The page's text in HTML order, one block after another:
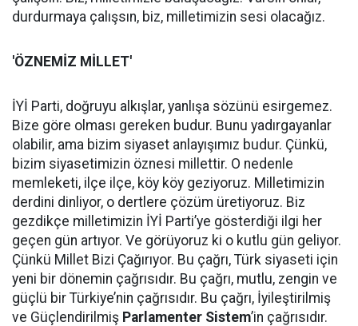
durdurmaya çalışsın, biz, milletimizin sesi olacağız.
'ÖZNEMİZ MİLLET'
İYİ Parti, doğruyu alkışlar, yanlışa sözünü esirgemez.
Bize göre olması gereken budur. Bunu yadırgayanlar
olabilir, ama bizim siyaset anlayışımız budur. Çünkü,
bizim siyasetimizin öznesi millettir. O nedenle
memleketi, ilçe ilçe, köy köy geziyoruz. Milletimizin
derdini dinliyor, o dertlere çözüm üretiyoruz. Biz
gezdikçe milletimizin İYİ Parti’ye gösterdiği ilgi her
geçen gün artıyor. Ve görüyoruz ki o kutlu gün geliyor.
Çünkü Millet Bizi Çağırıyor. Bu çağrı, Türk siyaseti için
yeni bir dönemin çağrısıdır. Bu çağrı, mutlu, zengin ve
güçlü bir Türkiye’nin çağrısıdır. Bu çağrı, İyileştirilmiş
ve Güçlendirilmiş Parlamenter Sistem’in çağrısıdır.